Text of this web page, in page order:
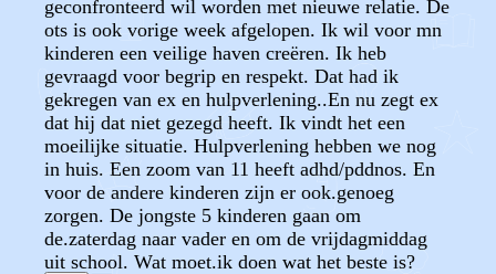
geconfronteerd wil worden met nieuwe relatie. De
ots is ook vorige week afgelopen. Ik wil voor mn
kinderen een veilige haven creëren. Ik heb
gevraagd voor begrip en respekt. Dat had ik
gekregen van ex en hulpverlening..En nu zegt ex
dat hij dat niet gezegd heeft. Ik vindt het een
moeilijke situatie. Hulpverlening hebben we nog
in huis. Een zoom van 11 heeft adhd/pddnos. En
voor de andere kinderen zijn er ook.genoeg
zorgen. De jongste 5 kinderen gaan om
de.zaterdag naar vader en om de vrijdagmiddag
uit school. Wat moet.ik doen wat het beste is?